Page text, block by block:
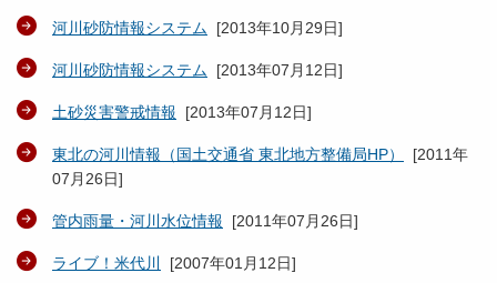
河川砂防情報システム [2013年10月29日]
河川砂防情報システム [2013年07月12日]
土砂災害警戒情報 [2013年07月12日]
東北の河川情報（国土交通省 東北地方整備局HP） [2011年
07月26日]
管内雨量・河川水位情報 [2011年07月26日]
ライブ！米代川 [2007年01月12日]